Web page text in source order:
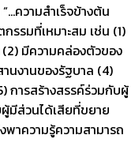
ความสำเร็จข้างต้น
รรมที่เหมาะสม เช่น (1)
มีความคล่องตัวของ
นงานของรัฐบาล (4)
ารสร้างสรรค์ร่วมกับผู้
มีส่วนได้เสียที่ขยาย
าความรู้ความสามารถ